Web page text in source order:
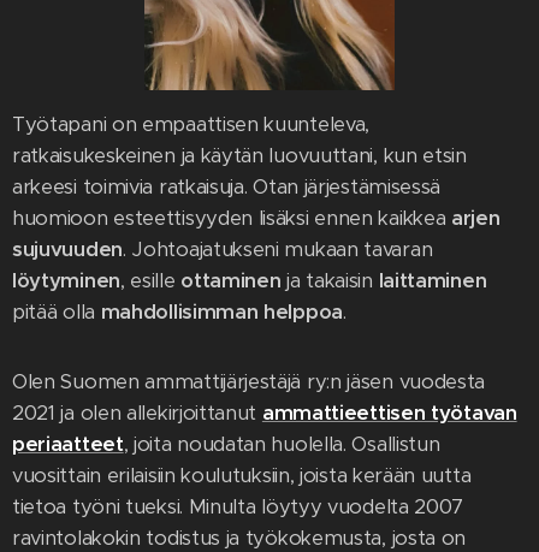
Työtapani on empaattisen kuunteleva,
ratkaisukeskeinen ja käytän luovuuttani, kun etsin
arkeesi toimivia ratkaisuja. Otan järjestämisessä
huomioon esteettisyyden lisäksi ennen kaikkea arjen
sujuvuuden. Johtoajatukseni mukaan tavaran
löytyminen, esille ottaminen ja takaisin laittaminen
pitää olla mahdollisimman helppoa.
Olen Suomen ammattijärjestäjä ry:n jäsen vuodesta
2021 ja olen allekirjoittanut ammattieettisen työtavan
periaatteet, joita noudatan huolella. Osallistun
vuosittain erilaisiin koulutuksiin, joista kerään uutta
tietoa työni tueksi. Minulta löytyy vuodelta 2007
ravintolakokin todistus ja työkokemusta, josta on